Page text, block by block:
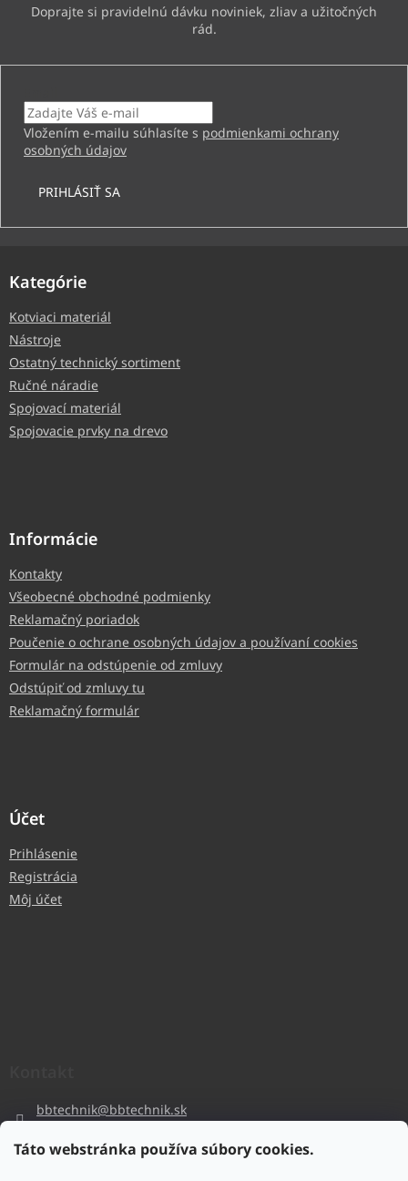
Táto webstránka používa súbory cookies.
Vložením e-mailu súhlasíte s podmienkami ochrany
osobných údajov
PRIHLÁSIŤ SA
Kategórie
Kotviaci materiál
Nástroje
Ostatný technický sortiment
Ručné náradie
Spojovací materiál
Spojovacie prvky na drevo
Informácie
Kontakty
Všeobecné obchodné podmienky
Reklamačný poriadok
Poučenie o ochrane osobných údajov a používaní cookies
Formulár na odstúpenie od zmluvy
Odstúpiť od zmluvy tu
Reklamačný formulár
Účet
Prihlásenie
Registrácia
Môj účet
bbtechnik@bbtechnik.sk